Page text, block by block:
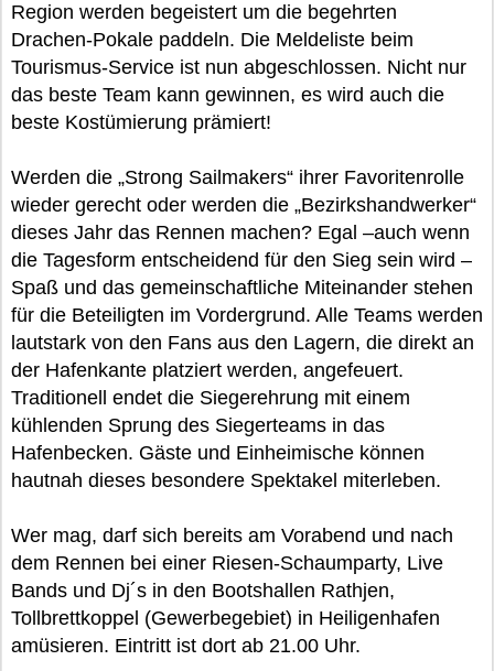
Region werden begeistert um die begehrten
Drachen-Pokale paddeln. Die Meldeliste beim
Tourismus-Service ist nun abgeschlossen. Nicht nur
das beste Team kann gewinnen, es wird auch die
beste Kostümierung prämiert!
Werden die „Strong Sailmakers“ ihrer Favoritenrolle
wieder gerecht oder werden die „Bezirkshandwerker“
dieses Jahr das Rennen machen? Egal –auch wenn
die Tagesform entscheidend für den Sieg sein wird –
Spaß und das gemeinschaftliche Miteinander stehen
für die Beteiligten im Vordergrund. Alle Teams werden
lautstark von den Fans aus den Lagern, die direkt an
der Hafenkante platziert werden, angefeuert.
Traditionell endet die Siegerehrung mit einem
kühlenden Sprung des Siegerteams in das
Hafenbecken. Gäste und Einheimische können
hautnah dieses besondere Spektakel miterleben.
Wer mag, darf sich bereits am Vorabend und nach
dem Rennen bei einer Riesen-Schaumparty, Live
Bands und Dj´s in den Bootshallen Rathjen,
Tollbrettkoppel (Gewerbegebiet) in Heiligenhafen
amüsieren. Eintritt ist dort ab 21.00 Uhr.